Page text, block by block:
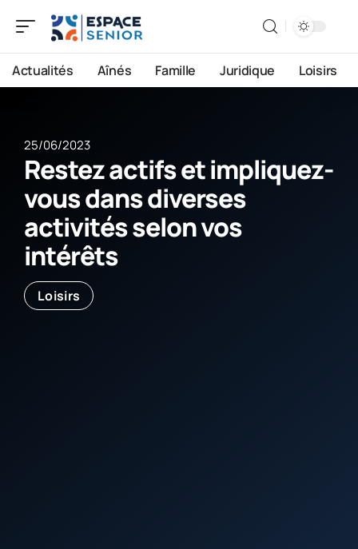
Actualités Aînés Famille Juridique Loisirs
25/06/2023
Restez actifs et impliquez-
vous dans diverses
activités selon vos
intérêts
Loisirs